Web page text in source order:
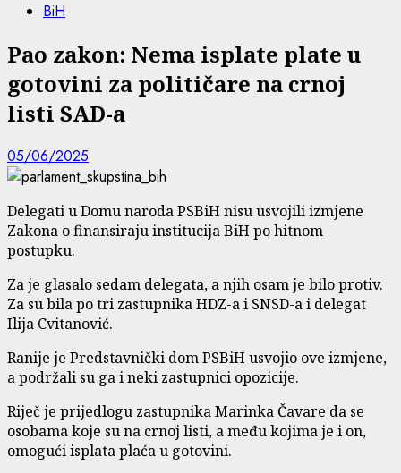
BiH
Pao zakon: Nema isplate plate u
gotovini za političare na crnoj
listi SAD-a
05/06/2025
Delegati u Domu naroda PSBiH nisu usvojili izmjene
Zakona o finansiraju institucija BiH po hitnom
postupku.
Za je glasalo sedam delegata, a njih osam je bilo protiv.
Za su bila po tri zastupnika HDZ-a i SNSD-a i delegat
Ilija Cvitanović.
Ranije je Predstavnički dom PSBiH usvojio ove izmjene,
a podržali su ga i neki zastupnici opozicije.
Riječ je prijedlogu zastupnika Marinka Čavare da se
osobama koje su na crnoj listi, a među kojima je i on,
omogući isplata plaća u gotovini.